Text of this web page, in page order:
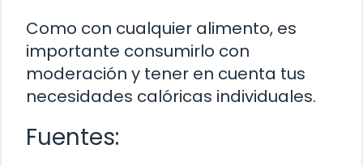
Como con cualquier alimento, es
importante consumirlo con
moderación y tener en cuenta tus
necesidades calóricas individuales.
Fuentes: